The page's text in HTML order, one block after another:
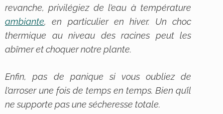
revanche, privilégiez de l’eau à température
ambiante, en particulier en hiver. Un choc
thermique au niveau des racines peut les
abîmer et choquer notre plante.
Enfin, pas de panique si vous oubliez de
l’arroser une fois de temps en temps. Bien qu’il
ne supporte pas une sécheresse totale.